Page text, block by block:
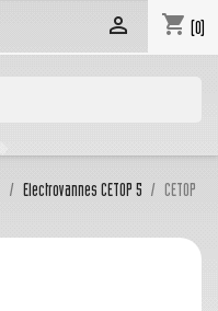
shopping_cart (0)

Electrovannes CETOP 5
CETOP